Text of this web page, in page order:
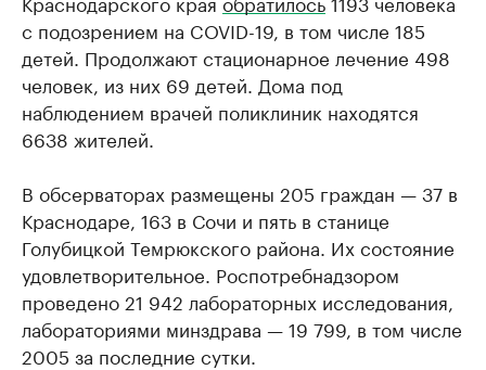
с подозрением на COVID-19, в том числе 185
детей. Продолжают стационарное лечение 498
человек, из них 69 детей. Дома под
наблюдением врачей поликлиник находятся
6638 жителей.
В обсерваторах размещены 205 граждан — 37 в
Краснодаре, 163 в Сочи и пять в станице
Голубицкой Темрюкского района. Их состояние
удовлетворительное. Роспотребнадзором
проведено 21 942 лабораторных исследования,
лабораториями минздрава — 19 799, в том числе
2005 за последние сутки.